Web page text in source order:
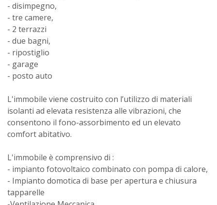
- disimpegno,
- tre camere,
- 2 terrazzi
- due bagni,
- ripostiglio
- garage
- posto auto
L'immobile viene costruito con l’utilizzo di materiali
isolanti ad elevata resistenza alle vibrazioni, che
consentono il fono-assorbimento ed un elevato
comfort abitativo.
L'immobile è comprensivo di :
- impianto fotovoltaico combinato con pompa di calore,
- Impianto domotica di base per apertura e chiusura
tapparelle